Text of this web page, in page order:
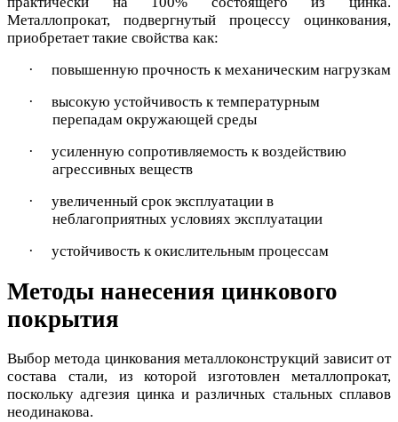
Металлопрокат, подвергнутый процессу оцинкования,
приобретает такие свойства как:
·
повышенную прочность к механическим нагрузкам
·
высокую устойчивость к температурным
перепадам окружающей среды
·
усиленную сопротивляемость к воздействию
агрессивных веществ
·
увеличенный срок эксплуатации в
неблагоприятных условиях эксплуатации
·
устойчивость к окислительным процессам
Методы нанесения цинкового
покрытия
Выбор метода цинкования металлоконструкций зависит от
состава стали, из которой изготовлен металлопрокат,
поскольку адгезия цинка и различных стальных сплавов
неодинакова.